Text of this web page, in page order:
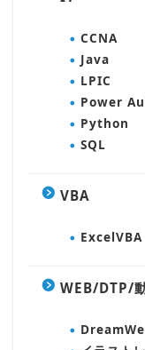
CCNA
Java
LPIC
Power
Python
SQL
VBA
ExcelVBA
WEB/DTP/